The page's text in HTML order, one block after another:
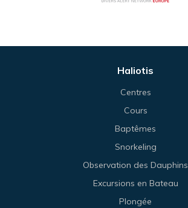
Haliotis
Centres
Cours
Baptêmes
Snorkeling
Observation des Dauphins
Excursions en Bateau
Plongée